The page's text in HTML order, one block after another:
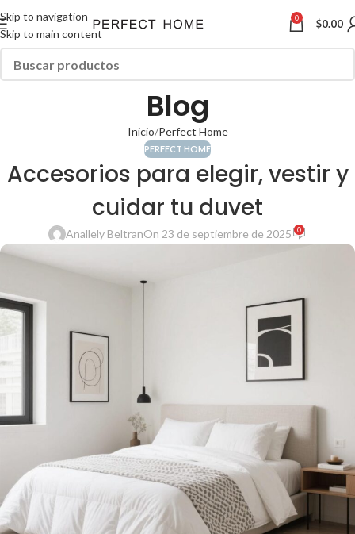
Skip to navigation
Skip to main content
0 $0.00
Blog
Inicio Perfect Home
PERFECT HOME
Accesorios para elegir, vestir y
cuidar tu duvet
Anallely BeltranOn 23 de septiembre de 2025 0